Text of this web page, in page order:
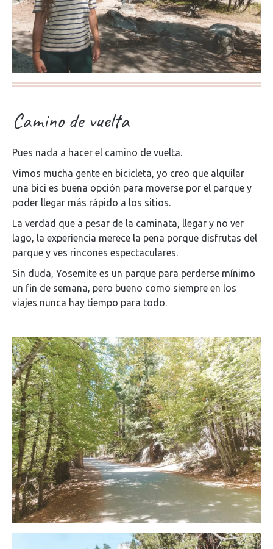
Camino de vuelta
Pues nada a hacer el camino de vuelta.
Vimos mucha gente en bicicleta, yo creo que alquilar
una bici es buena opción para moverse por el parque y
poder llegar más rápido a los sitios.
La verdad que a pesar de la caminata, llegar y no ver
lago, la experiencia merece la pena porque disfrutas del
parque y ves rincones espectaculares.
Sin duda, Yosemite es un parque para perderse mínimo
un fin de semana, pero bueno como siempre en los
viajes nunca hay tiempo para todo.